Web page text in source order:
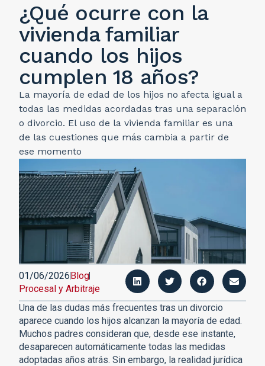
¿Qué ocurre con la
vivienda familiar
cuando los hijos
cumplen 18 años?
La mayoría de edad de los hijos no afecta igual a
todas las medidas acordadas tras una separación
o divorcio. El uso de la vivienda familiar es una
de las cuestiones que más cambia a partir de
ese momento
01/06/2026Blog
Procesal y Arbitraje
Una de las dudas más frecuentes tras un divorcio
aparece cuando los hijos alcanzan la mayoría de edad.
Muchos padres consideran que, desde ese instante,
desaparecen automáticamente todas las medidas
adoptadas años atrás. Sin embargo, la realidad jurídica